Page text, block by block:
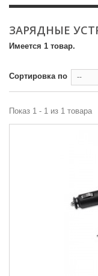
ЗАРЯДНЫЕ
Имеется 1 товар.
Сортировка по --
Показ 1 - 1 из 1 товара